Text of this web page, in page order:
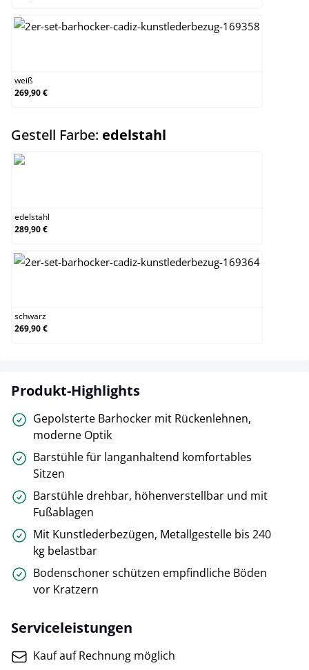
weiß
269,90 €
Gestell Farbe: edelstahl
edelstahl
289,90 €
schwarz
269,90 €
Produkt-Highlights
Gepolsterte Barhocker mit Rückenlehnen,
moderne Optik
Barstühle für langanhaltend komfortables
Sitzen
Barstühle drehbar, höhenverstellbar und mit
Fußablagen
Mit Kunstlederbezügen, Metallgestelle bis 240
kg belastbar
Bodenschoner schützen empfindliche Böden
vor Kratzern
Serviceleistungen
Kauf auf Rechnung möglich